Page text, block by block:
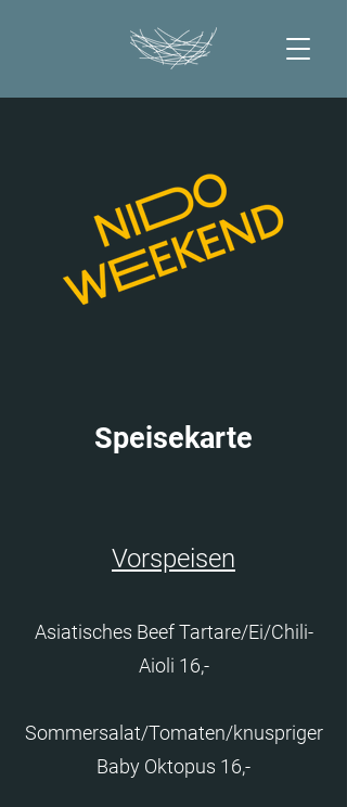
Speisekarte
Vorspeisen
Asiatisches Beef Tartare/Ei/Chili-
Aioli 16,-
Sommersalat/Tomaten/knuspriger
Baby Oktopus 16,-